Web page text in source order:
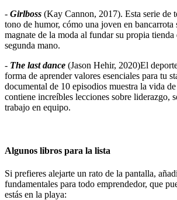
- Girlboss (Kay Cannon, 2017). Esta serie de
tono de humor, cómo una joven en bancarrota
magnate de la moda al fundar su propia
segunda mano.
- The last dance (Jason Hehir, 2020)El
forma de aprender valores esenciales para tu
documental de 10 episodios muestra la vida
contiene increíbles lecciones sobre liderazgo,
trabajo en equipo.
Algunos libros para la lista
Si prefieres alejarte un rato de la pantalla,
fundamentales para todo emprendedor, que
estás en la playa: